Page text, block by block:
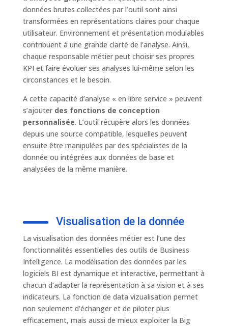
données brutes collectées par l’outil sont ainsi
transformées en représentations claires pour chaque
utilisateur. Environnement et présentation modulables
contribuent à une grande clarté de l’analyse. Ainsi,
chaque responsable métier peut choisir ses propres
KPI et faire évoluer ses analyses lui-même selon les
circonstances et le besoin.
A cette capacité d’analyse « en libre service » peuvent
s’ajouter des fonctions de conception
personnalisée. L’outil récupère alors les données
depuis une source compatible, lesquelles peuvent
ensuite être manipulées par des spécialistes de la
donnée ou intégrées aux données de base et
analysées de la même manière.
Visualisation de la donnée
La visualisation des données métier est l’une des
fonctionnalités essentielles des outils de Business
Intelligence. La modélisation des données par les
logiciels BI est dynamique et interactive, permettant à
chacun d’adapter la représentation à sa vision et à ses
indicateurs. La fonction de data vizualisation permet
non seulement d’échanger et de piloter plus
efficacement, mais aussi de mieux exploiter la Big